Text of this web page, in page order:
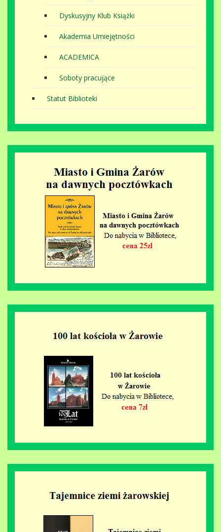
Dyskusyjny Klub Książki
Akademia Umiejętności
ACADEMICA
Soboty pracujące
Statut Biblioteki